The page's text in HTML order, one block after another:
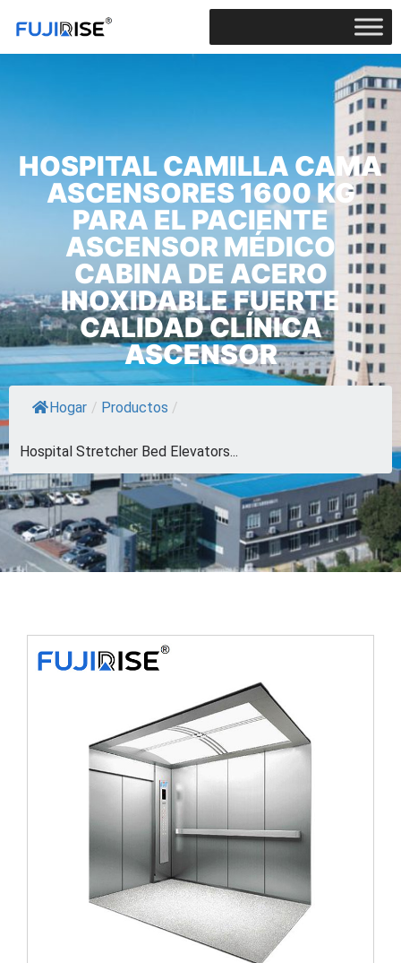
HOSPITAL CAMILLA CAMA
ASCENSORES 1600 KG
PARA EL PACIENTE
ASCENSOR MÉDICO
CABINA DE ACERO
INOXIDABLE FUERTE
CALIDAD CLÍNICA
ASCENSOR
Hogar / Productos /
Hospital Stretcher Bed Elevators...